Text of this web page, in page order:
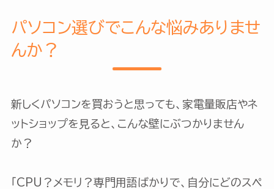
パソコン選びでこんな悩みありませ
んか？
新しくパソコンを買おうと思っても、家電量販店やネ
ットショップを見ると、こんな壁にぶつかりません
か？
「CPU？メモリ？専門用語ばかりで、自分にどのスペ